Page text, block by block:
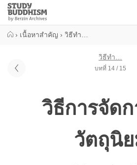
Close
Study
Buddhism
Home
› เนื้อหาสำคัญ › วิธีทำ…
วิธีทำ…
บทที่ 14 / 15
วิธีการจัด
วัตถุนิ